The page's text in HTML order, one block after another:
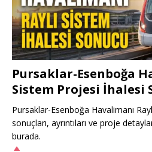
Pursaklar-Esenboğa
Sistem Projesi İhalesi
Pursaklar-Esenboğa Havalimanı
sonuçları, ayrıntıları ve proje
burada.